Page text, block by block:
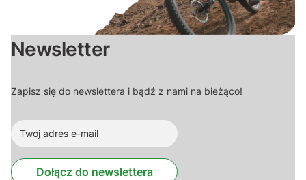
Newsletter
Zapisz się do newslettera i bądź z nami na bieżąco!
Dołącz do newslettera